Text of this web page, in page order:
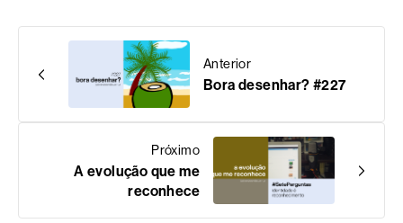
Anterior
Bora desenhar? #227
Próximo
A evolução que me
reconhece